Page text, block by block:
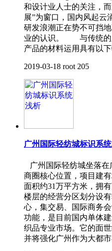
和设计业人士的关注，
展”为窗口，国内风起云
研发浪潮正在势不可挡
业的认识。 与传统的
产品的材料运用具有以
2019-03-18 root 205
广州国际轻纺城标识系
广州国际轻纺城坐落在
商圈核心位置，项目建
面积约31万平方米，拥
楼层的经营分区划分设
心，集交易、国际商务
功能，是目前国内单体
织品专业市场。它的面
并将强化广州作为大都市